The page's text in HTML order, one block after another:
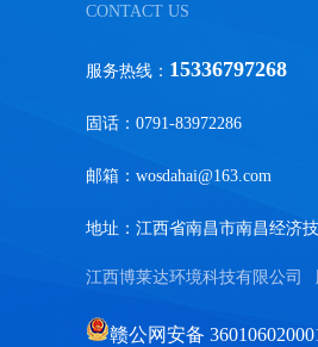
CONTACT US
服务热线： 15336797268
固话：0791-83972286
邮箱：wosdahai@163.com
地址：江西省南昌市南昌经济
江西博莱达环境科技有限公司
赣公网安备